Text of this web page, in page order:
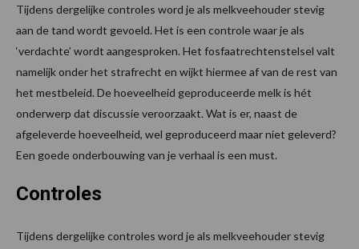
Tijdens dergelijke controles word je als melkveehouder stevig
aan de tand wordt gevoeld. Het is een controle waar je als
‘verdachte’ wordt aangesproken. Het fosfaatrechtenstelsel valt
namelijk onder het strafrecht en wijkt hiermee af van de rest van
het mestbeleid. De hoeveelheid geproduceerde melk is hét
onderwerp dat discussie veroorzaakt. Wat is er, naast de
afgeleverde hoeveelheid, wel geproduceerd maar niet geleverd?
Een goede onderbouwing van je verhaal is een must.
Controles
Tijdens dergelijke controles word je als melkveehouder stevig